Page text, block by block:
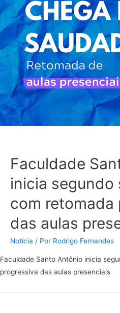
Faculdade
inicia segundo
com retomada
das aulas
Notícia / Por Rodrigo Fernandes
Faculdade Santo Antônio inicia
progressiva das aulas presenciais